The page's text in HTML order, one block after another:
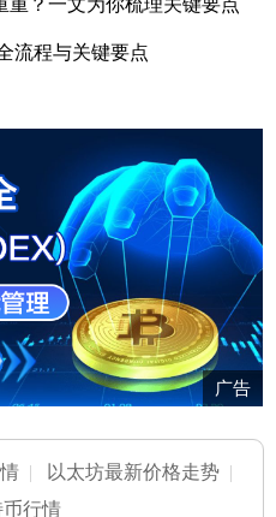
流程与关键要点
广告
| 以太坊最新价格走势 |
币行情